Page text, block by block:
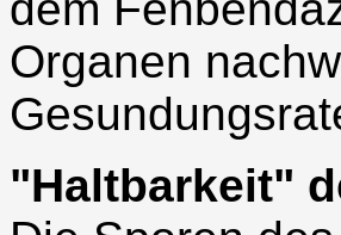
Organen
"Haltbarkeit"